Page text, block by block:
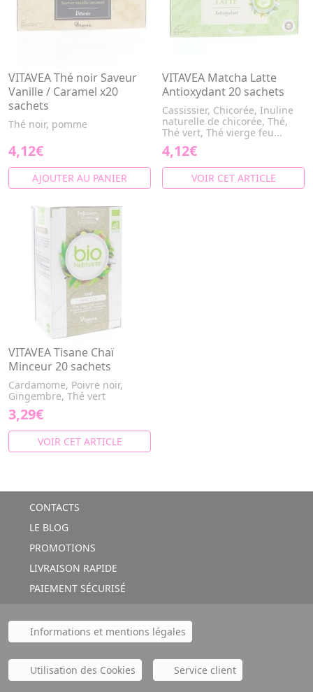
VITAVEA Thé noir Saveur
Vanille / Caramel x20
sachets
Thé noir, pomme
4,12€
AJOUTER AU PANIER
VITAVEA Matcha Latte
Antioxydant 20 sachets
Cassissier, Chicorée, Inuline
naturelle de chicorée, Thé,
Thé vert, Thé vierge feu...
4,12€
VOIR CET ARTICLE
VITAVEA Tisane Chaï
Minceur 20 sachets
Cardamome, Poivre noir,
Gingembre, Thé vert
3,29€
VOIR CET ARTICLE
CONTACTS
LE BLOG
PROMOTIONS
LIVRAISON RAPIDE
PAIEMENT SÉCURISÉ
Informations et mentions légales
Utilisation des Cookies Service client